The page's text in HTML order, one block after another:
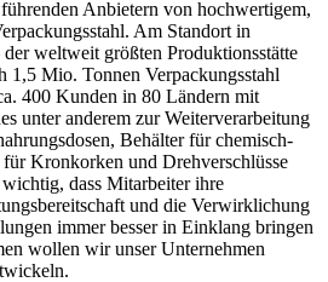
Anbietern von hochwertigem,
Am Standort in
weltweit größten Produktionsstätte
1,5 Mio. Tonnen Verpackungsstahl
400 Kunden in 80 Ländern mit
unter anderem zur Weiterverarbeitung
Behälter für chemisch-
Kronkorken und Drehverschlüsse
dass Mitarbeiter ihre
und die Verwirklichung
immer besser in Einklang bringen
wollen wir unser Unternehmen